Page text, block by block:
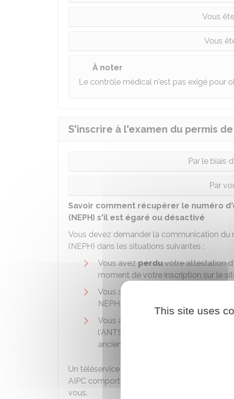
Vous
Vous
À noter
Le contrôle médical n'est pas exigé pour
S'inscrire à l'examen du permis
Par le biais
Par
Savoir comment récupérer le numéro
(NEPH) s'il est égaré ou désactivé
Vous devez demander la communication
(NEPH) dans les situations suivantes :
Vous avezperduvotre attestation
moment de votre inscription sur le
Vous souhaitez
NEPH.
Vous avez
l'ANTS et le passage du code. En
ancien et ne plus vous permettre de
Un téléservice permet, après validation par
AIPC comportant votre NEPH. Votre auto-
vous.
This site uses